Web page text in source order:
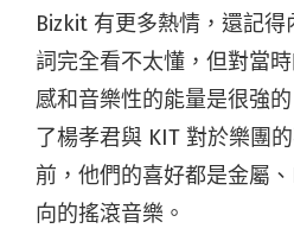
Bizkit 有更多熱情，還記
詞完全看不太懂，但對當
感和音樂性的能量是很強
了楊孝君與 KIT 對於樂團
前，他們的喜好都是金屬
向的搖滾音樂。​